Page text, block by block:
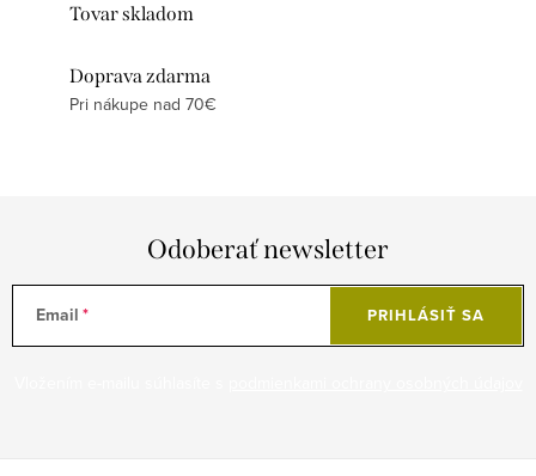
Tovar skladom
Doprava zdarma
Pri nákupe nad 70€
Odoberať newsletter
Email PRIHLÁSIŤ SA